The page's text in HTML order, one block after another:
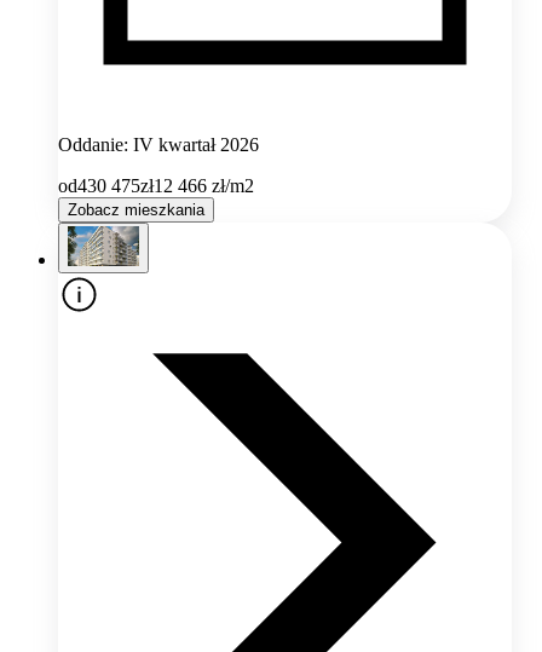
Oddanie: IV kwartał 2026
od430 475zł12 466 zł/m2
Zobacz mieszkania